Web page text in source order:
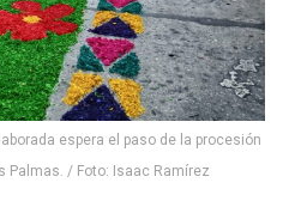
espera el paso de la procesión
Palmas. / Foto: Isaac Ramírez